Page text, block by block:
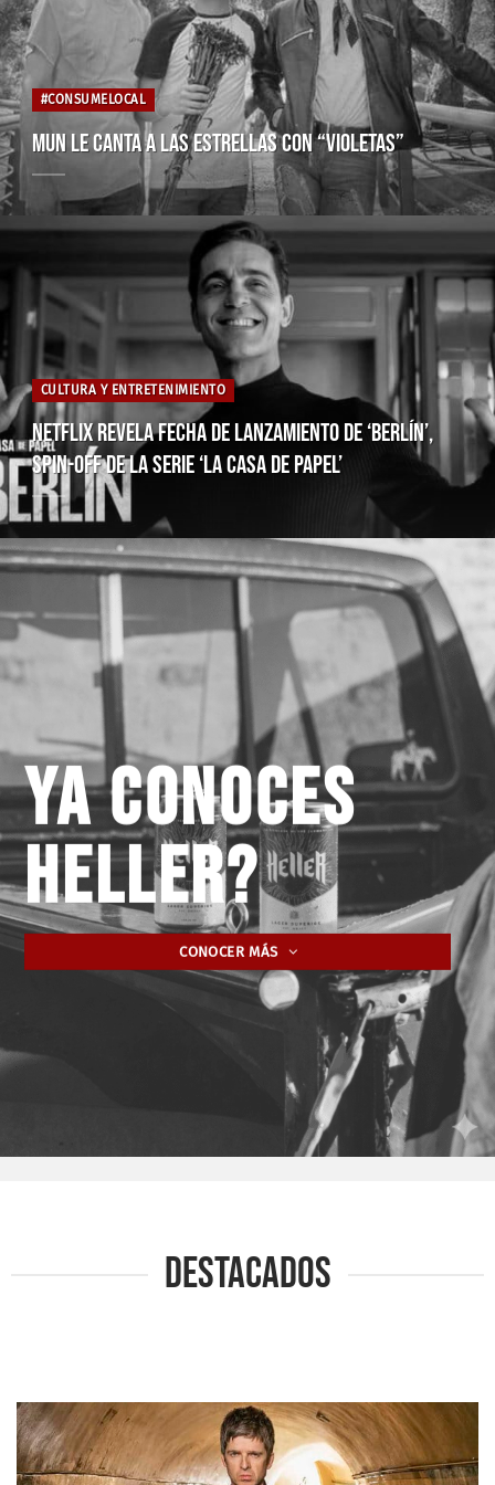
#CONSUMELOCAL
MUN LE CANTA A LAS ESTRELLAS CON “VIOLETAS”
CULTURA Y ENTRETENIMIENTO
NETFLIX REVELA FECHA DE LANZAMIENTO DE ‘BERLÍN’,
SPIN-OFF DE LA SERIE ‘LA CASA DE PAPEL’
YA CONOCES
HELLER?
CONOCER MÁS
DESTACADOS